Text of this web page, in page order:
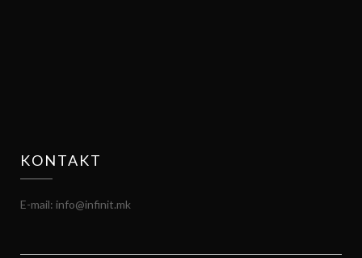
KONTAKT
E-mail: info@infinit.mk